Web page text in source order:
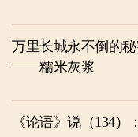
万里长城永不倒的
——糯米灰浆
《论语》说（134